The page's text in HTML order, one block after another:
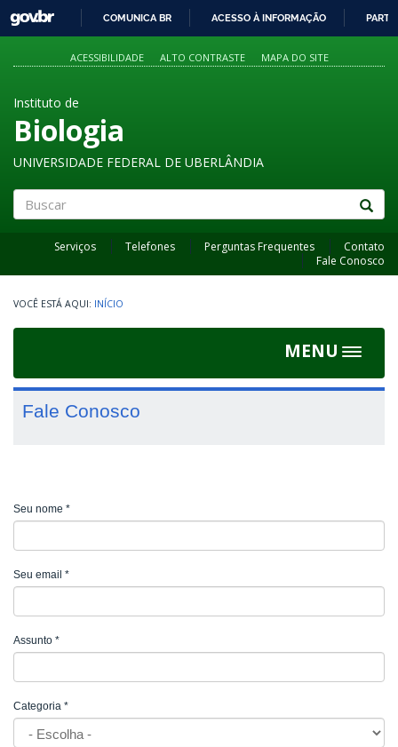
PARA
O
GOVBR
COMUNICA BR ACESSO À INFORMAÇÃO
ACESSIBILIDADE ALTO CONTRASTE MAPA DO SITE
Instituto de
Biologia
UNIVERSIDADE FEDERAL DE UBERLÂNDIA
Serviços Telefones Perguntas Frequentes
Contato
Fale Conosco
INÍCIO
MENU
Toggle
Fale Conosco
Seu nome *
Seu email *
Assunto *
Categoria *